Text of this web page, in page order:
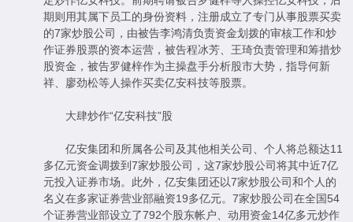
期则用其属下员工的身份资料，注册成立了专门从事股票买卖
的7家炒股公司，由被告李鸿清负责资金划拨的审核工作和炒
作证券股票的资本运营，被告程冰芳、王琦负责管理和筹措炒
股资金，被告罗健梓作为主操盘手分析股市大势，指导何新
祥、廖劲松等人操作买卖亿安科技等股票。
大肆炒作“亿安科技”股
亿安集团和所属各公司及其他相关公司、个人将总额达11
多亿元资金调拨到7家炒股公司，这7家炒股公司将其中近7亿
元投入证券市场。此外，亿安集团还以7家炒股公司和个人的
名义在多家证券营业部融资19多亿元。7家炒股公司在全国54
个证券营业部设立了792个股东帐户、动用资金14亿多元炒作